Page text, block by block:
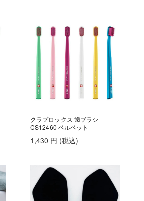
クラプロックス 歯ブラシ
CS12460 ベルベット
1,430 円 (税込)